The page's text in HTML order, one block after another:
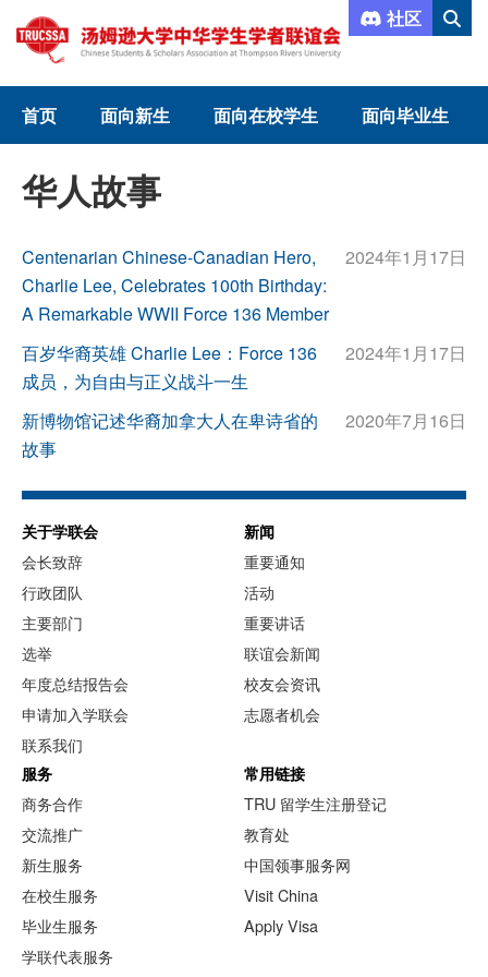
社区
首页 面向新生 面向在校学生 面向毕业生
华人故事
Centenarian Chinese-Canadian Hero,
Charlie Lee, Celebrates 100th Birthday:
A Remarkable WWII Force 136 Member
2024年1月17日
百岁华裔英雄 Charlie Lee：Force 136
成员，为自由与正义战斗一生
2024年1月17日
新博物馆记述华裔加拿大人在卑诗省的
故事
2020年7月16日
关于学联会
会长致辞
行政团队
主要部门
选举
年度总结报告会
申请加入学联会
联系我们
新闻
重要通知
活动
重要讲话
联谊会新闻
校友会资讯
志愿者机会
服务
商务合作
交流推广
新生服务
在校生服务
毕业生服务
学联代表服务
常用链接
TRU 留学生注册登记
教育处
中国领事服务网
Visit China
Apply Visa